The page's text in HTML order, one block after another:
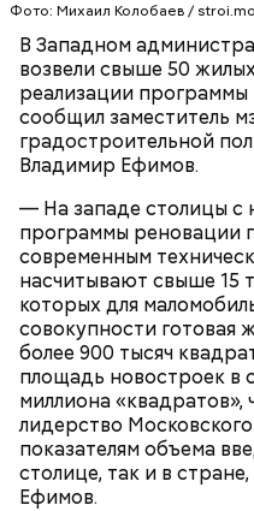
Фото: Михаил Колобаев /
В Западном
возвели свыше 50
реализации
сообщил заместитель
градостроительной
Владимир Ефимов.
— На западе столицы с
программы реновации
современным
насчитывают свыше 15
которых для
совокупности готовая
более 900 тысяч
площадь новостроек в
миллиона
лидерство
показателям объема
столице, так и в
Ефимов.